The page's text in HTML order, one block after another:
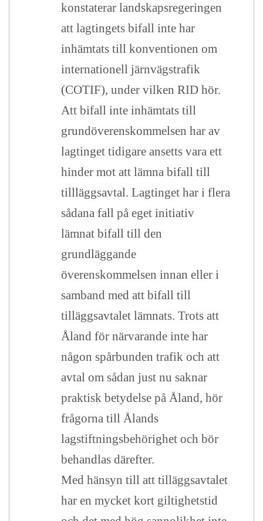
konstaterar landskapsregeringen
att lagtingets bifall inte har
inhämtats till konventionen om
internationell järnvägstrafik
(COTIF), under vilken RID hör.
Att bifall inte inhämtats till
grundöverenskommelsen har av
lagtinget tidigare ansetts vara ett
hinder mot att lämna bifall till
tillläggsavtal. Lagtinget har i flera
sådana fall på eget initiativ
lämnat bifall till den
grundläggande
överenskommelsen innan eller i
samband med att bifall till
tilläggsavtalet lämnats. Trots att
Åland för närvarande inte har
någon spårbunden trafik och att
avtal om sådan just nu saknar
praktisk betydelse på Åland, hör
frågorna till Ålands
lagstiftningsbehörighet och bör
behandlas därefter.
Med hänsyn till att tilläggsavtalet
har en mycket kort giltighetstid